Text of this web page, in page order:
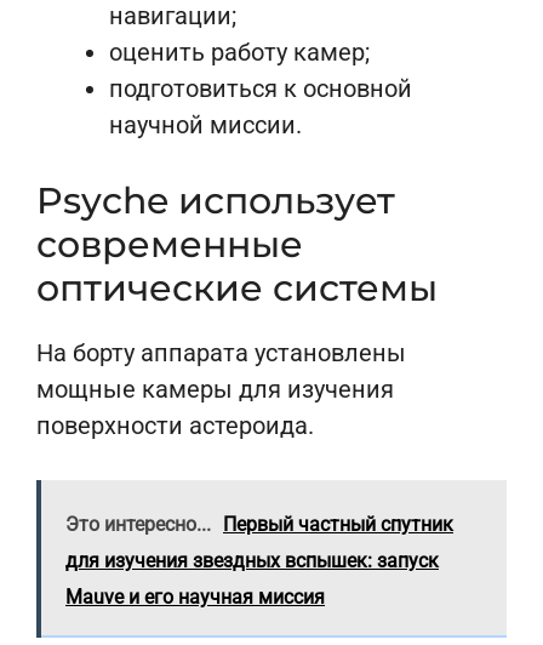
навигации;
оценить работу камер;
подготовиться к основной
научной миссии.
Psyche использует
современные
оптические системы
На борту аппарата установлены
мощные камеры для изучения
поверхности астероида.
Это интересно... Первый частный спутник
для изучения звездных вспышек: запуск
Mauve и его научная миссия